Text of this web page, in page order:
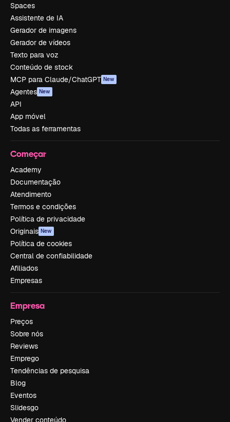
Spaces
Assistente de IA
Gerador de imagens
Gerador de vídeos
Texto para voz
Conteúdo de stock
MCP para Claude/ChatGPT New
Agentes New
API
App móvel
Todas as ferramentas
Começar
Academy
Documentação
Atendimento
Termos e condições
Política de privacidade
Originais New
Política de cookies
Central de confiabilidade
Afiliados
Empresas
Empresa
Preços
Sobre nós
Reviews
Emprego
Tendências de pesquisa
Blog
Eventos
Slidesgo
Vender conteúdo